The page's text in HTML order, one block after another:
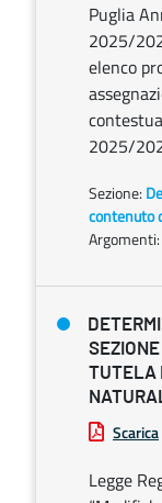
Puglia
2025/
elenco
2025/
Sezione:
contenuto
Argomenti:
TUTELA
Scarica
Legge